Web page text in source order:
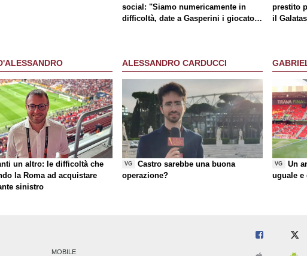
social: "Siamo numericamente in
difficoltà, date a Gasperini i giocatori
prestito
il
un altro: le difficoltà che
la Roma ad acquistare
sinistro
ALESSANDRO CARDUCCI
VG
Castro sarebbe una buona
operazione?
VG
Un
uguale e
MOBILE